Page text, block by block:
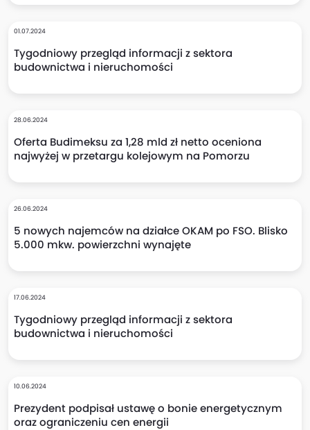
01.07.2024
Tygodniowy przegląd informacji z sektora
budownictwa i nieruchomości
28.06.2024
Oferta Budimeksu za 1,28 mld zł netto oceniona
najwyżej w przetargu kolejowym na Pomorzu
26.06.2024
5 nowych najemców na działce OKAM po FSO. Blisko
5.000 mkw. powierzchni wynajęte
17.06.2024
Tygodniowy przegląd informacji z sektora
budownictwa i nieruchomości
10.06.2024
Prezydent podpisał ustawę o bonie energetycznym
oraz ograniczeniu cen energii